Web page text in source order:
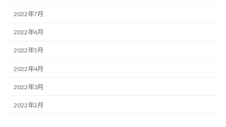
2022年7月
2022年6月
2022年5月
2022年4月
2022年3月
2022年2月